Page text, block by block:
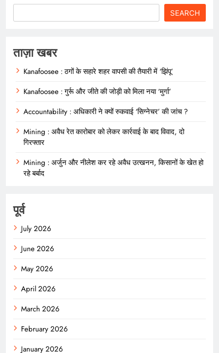
SEARCH
ताज़ा खबर
Kanafoosee : ठगों के सहारे शहर वापसी की तैयारी में ‘झिंपू’
Kanafoosee : गुर्रू और जीते की जोड़ी को मिला नया ‘मुर्गा’
Accountability : अधिकारी ने क्यों रुकवाई ‘सिग्नेचर’ की जांच ?
Mining : अवैध रेत कारोबार को लेकर कार्रवाई के बाद विवाद, दो
गिरफ्तार
Mining : अर्जुन और नीलेश कर रहे अवैध उत्खनन, किसानों के खेत हो
रहे बर्बाद
पूर्व
July 2026
June 2026
May 2026
April 2026
March 2026
February 2026
January 2026